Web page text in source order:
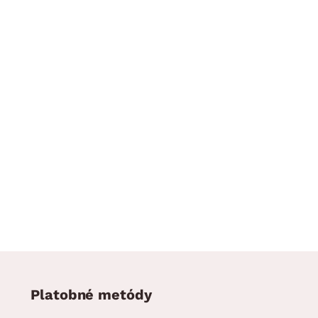
Platobné metódy